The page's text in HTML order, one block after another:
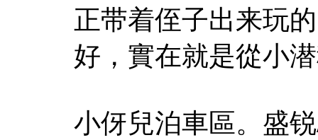
正带着侄子出来玩
好，實在就是從小
小伢兒泊車區。盛